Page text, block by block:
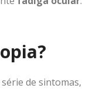
de sintomas,